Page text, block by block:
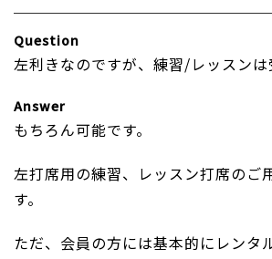
Question
左利きなのですが、練習/レッスンは
Answer
もちろん可能です。
左打席用の練習、レッスン打席のご
す。
ただ、会員の方には基本的にレンタ